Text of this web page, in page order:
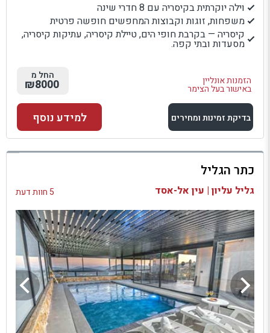
וילה יוקרתית בקיסריה עם 8 חדרי שינה
משפחות, זוגות וקבוצות המחפשים חופשה פרטית
קיסריה — בקרבת חופי הים, טיילת קיסריה, עתיקות קיסריה,
מסעדות ובתי קפה.
הזמנות אונליין
באישור בעל הצימר
החל מ
₪8000
בדיקת זמינות ומחירים
למתחם זה
בדיקת זמינות ומחירים
למידע נוסף
כתר הגליל
גליל עליון | עין אל-אסד 5 חוות דעת